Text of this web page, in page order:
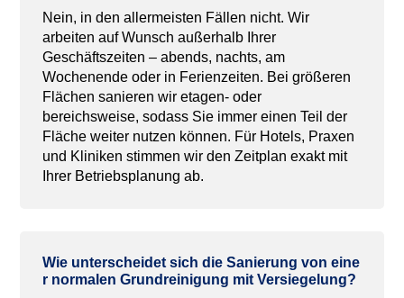
Nein, in den allermeisten Fällen nicht. Wir
arbeiten auf Wunsch außerhalb Ihrer
Geschäftszeiten – abends, nachts, am
Wochenende oder in Ferienzeiten. Bei größeren
Flächen sanieren wir etagen- oder
bereichsweise, sodass Sie immer einen Teil der
Fläche weiter nutzen können. Für Hotels, Praxen
und Kliniken stimmen wir den Zeitplan exakt mit
Ihrer Betriebsplanung ab.
Wie unterscheidet sich dieSanierung voneine
r normalen Grundreinigung mit Versiegelung?